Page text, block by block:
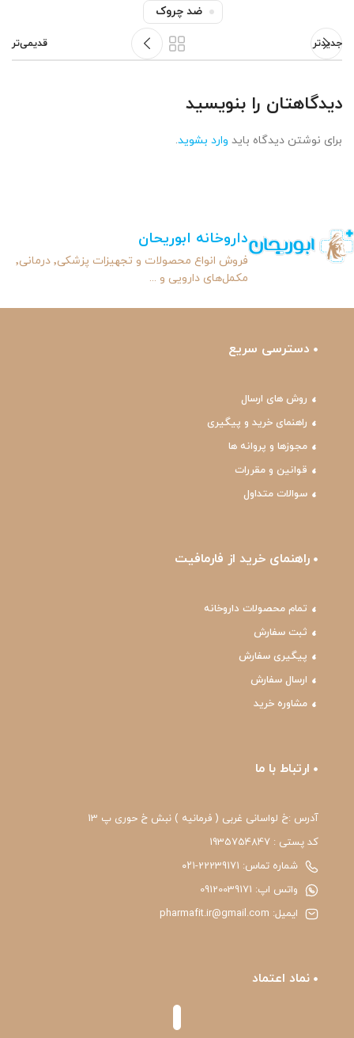
ضد چروک
جدیدتر قدیمی‌تر
دیدگاهتان را بنویسید
برای نوشتن دیدگاه باید وارد بشوید.
داروخانه ابوریحان
فروش انواع محصولات و تجهیزات پزشکی٬ درمانی٬
مکمل‌های دارویی و ...
دسترسی سریع
روش های ارسال
راهنمای خرید و پیگیری
مجوزها و پروانه ها
قوانین و مقررات
سوالات متداول
راهنمای خرید از فارمافیت
تمام محصولات داروخانه
ثبت سفارش
پیگیری سفارش
ارسال سفارش
مشاوره خرید
ارتباط با ما
آدرس :خ لواسانی غربی ( فرمانیه ) نبش خ حوری پ 13
کد پستی : 1935754847
شماره تماس: 22239171-۰۲۱
واتس اپ: 09120039171
ایمیل: pharmafit.ir@gmail.com
نماد اعتماد